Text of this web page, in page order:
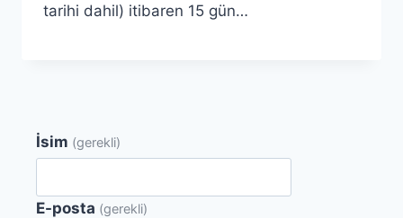
tarihi dahil) itibaren 15 gün…
İsim (gerekli)
E-posta (gerekli)